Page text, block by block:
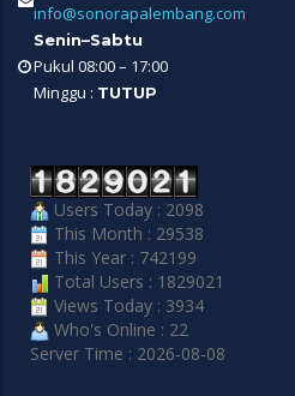
info@sonorapalembang.com
Senin–Sabtu
Pukul 08:00 – 17:00
Minggu : TUTUP
Users Today : 2098
This Month : 29538
This Year : 742199
Total Users : 1829021
Views Today : 3934
Who's Online : 22
Server Time : 2026-08-08